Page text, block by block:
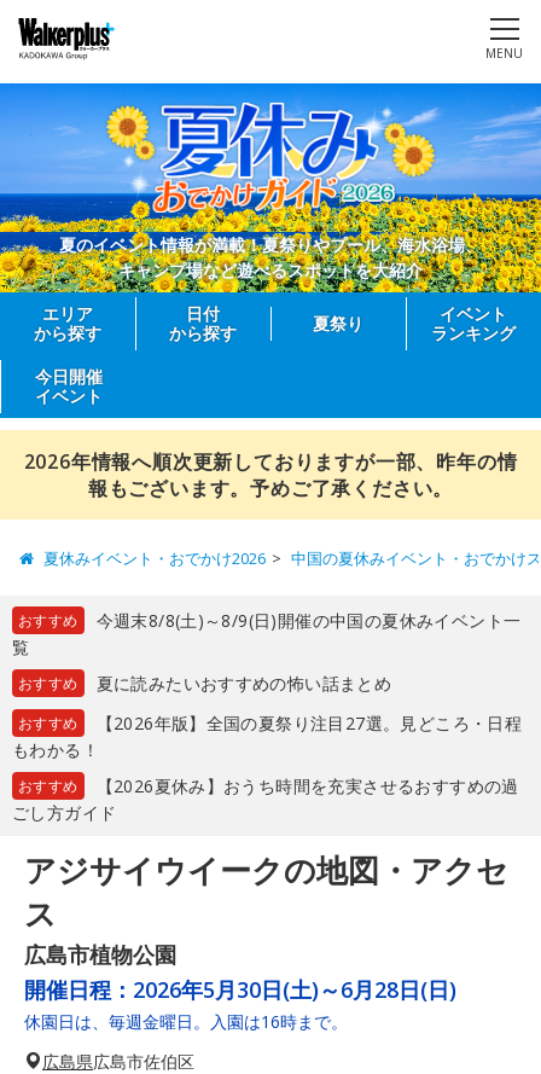
MENU
夏のイベント情報が満載！夏祭りやプール、海水浴場、
キャンプ場など遊べるスポットを大紹介
エリア
から探す
日付
から探す
夏祭り
イベント
ランキング
今日開催
イベント
2026年情報へ順次更新しておりますが一部、昨年の情
報もございます。予めご了承ください。
夏休みイベント・おでかけ2026 中国の夏休みイベント・おでかけ
おすすめ
今週末8/8(土)～8/9(日)開催の中国の夏休みイベント一
覧
おすすめ 夏に読みたいおすすめの怖い話まとめ
おすすめ
【2026年版】全国の夏祭り注目27選。見どころ・日程
もわかる！
おすすめ
【2026夏休み】おうち時間を充実させるおすすめの過
ごし方ガイド
アジサイウイークの地図・アクセ
ス
広島市植物公園
開催日程： 2026年5月30日(土)～6月28日(日)
休園日は、毎週金曜日。入園は16時まで。
広島県広島市佐伯区